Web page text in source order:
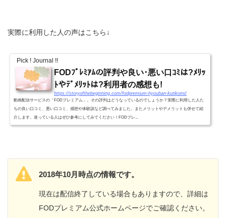
実際に利用した人の声はこちら↓
Pick ! Journal !!
FODﾌﾟﾚﾐｱﾑの評判や良い･悪い口ｺﾐは?ﾒﾘｯ
ﾄやﾃﾞﾒﾘｯﾄは?利用者の感想も!
https://storyofthebeginning.com/fodpremium-hyouban-kutikomi/
動画配信サービスの「FODプレミアム」。その評判はどうなっているのでしょうか？実際に利用した人た
ちの良い口コミ、悪い口コミ、感想や体験談など調べてみました。またメリットやデメリットも併せて紹
介します。迷っている人はぜひ参考にしてみてください！FODプレ...
2018年10月時点の情報です。
現在は配信終了している場合もありますので、詳細は
FODプレミアム公式ホームページでご確認ください。